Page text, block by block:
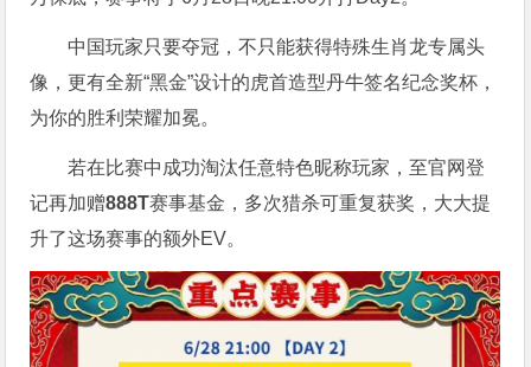
中国玩家只要夺冠，不只能获得特殊生肖龙专属头
像，更有全新“黑金”设计的虎首造型丹牛签名纪念奖杯，
为你的胜利荣耀加冕。
若在比赛中成功淘汰任意特色昵称玩家，至官网登
记再加赠888T赛事基金，多次猎杀可重复获奖，大大提
升了这场赛事的额外EV。